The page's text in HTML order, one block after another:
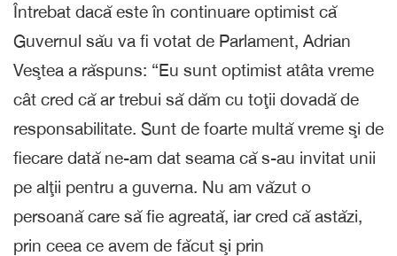
Întrebat dacă este în continuare optimist că
Guvernul său va fi votat de Parlament, Adrian
Veştea a răspuns: “Eu sunt optimist atâta vreme
cât cred că ar trebui să dăm cu toţii dovadă de
responsabilitate. Sunt de foarte multă vreme şi de
fiecare dată ne-am dat seama că s-au invitat unii
pe alţii pentru a guverna. Nu am văzut o
persoană care să fie agreată, iar cred că astăzi,
prin ceea ce avem de făcut şi prin